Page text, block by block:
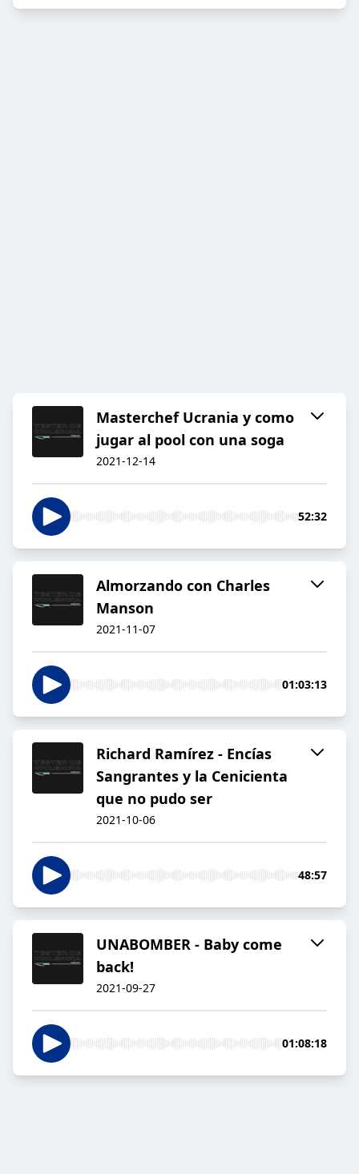
Masterchef Ucrania y como
jugar al pool con una soga
2021-12-14
52:32
Almorzando con Charles
Manson
2021-11-07
01:03:13
Richard Ramírez - Encías
Sangrantes y la Cenicienta
que no pudo ser
2021-10-06
48:57
UNABOMBER - Baby come
back!
2021-09-27
01:08:18